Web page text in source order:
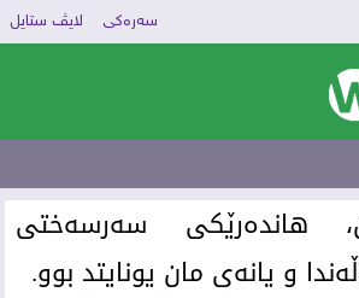
سەرەکی لایڤ ستایل
هاندەرێکی سەرسەختی
و یانەی مان یونایتد بوو.